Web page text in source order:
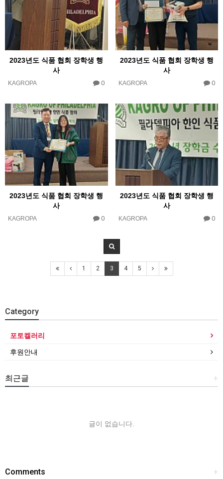
2023년도 식품 협회 장학생 행
사
KAGROPA 0
2023년도 식품 협회 장학생 행
사
KAGROPA 0
2023년도 식품 협회 장학생 행
사
KAGROPA 0
2023년도 식품 협회 장학생 행
사
KAGROPA 0
1 2 3 4 5
Category
포토켈러리
후원안내
+
최근글
글이 없습니다.
+
Comments